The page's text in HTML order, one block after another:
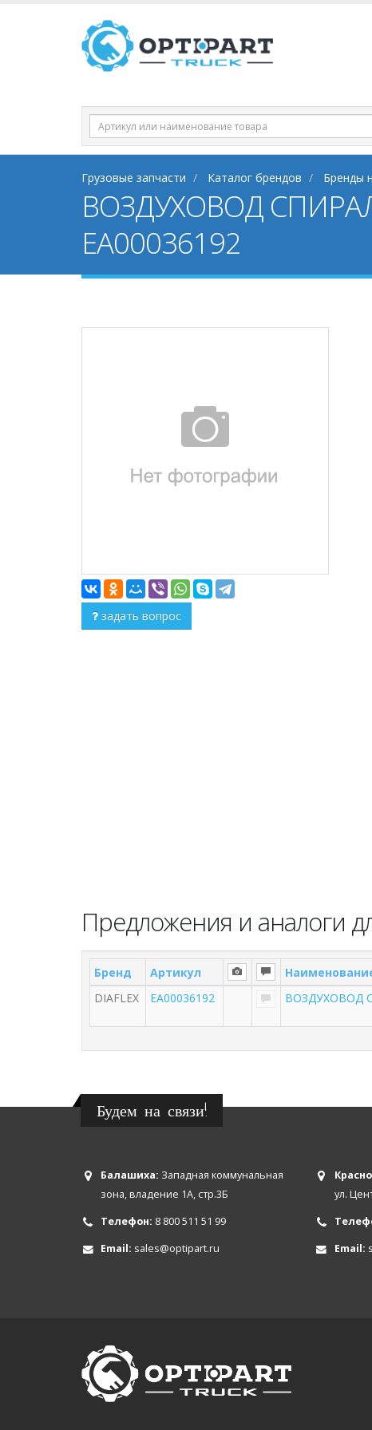
Грузовые запчасти Каталог брендов Бренды
ВОЗДУХОВОД
EA00036192
задать вопрос
Предложения и аналоги
Бренд Артикул
DIAFLEX
EA00036192 ВОЗДУХОВОД
Будем на связи!
Балашиха: Западная коммунальная
зона, владение 1А, стр.3Б
Телефон: 8 800 511 51 99
Email: sales@optipart.ru
ул.
Email: